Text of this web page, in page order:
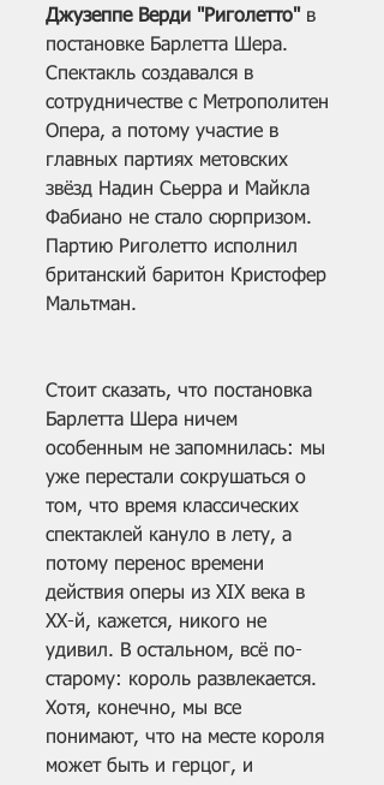
Джузеппе Верди "Риголетто" в
постановке Барлетта Шера.
Спектакль создавался в
сотрудничестве с Метрополитен
Опера, а потому участие в
главных партиях метовских
звёзд Надин Сьерра и Майкла
Фабиано не стало сюрпризом.
Партию Риголетто исполнил
британский баритон Кристофер
Мальтман.
Стоит сказать, что постановка
Барлетта Шера ничем
особенным не запомнилась: мы
уже перестали сокрушаться о
том, что время классических
спектаклей кануло в лету, а
потому перенос времени
действия оперы из XIX века в
XX-й, кажется, никого не
удивил. В остальном, всё по-
старому: король развлекается.
Хотя, конечно, мы все
понимают, что на месте короля
может быть и герцог, и